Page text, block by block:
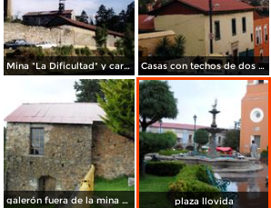
Mina "La Dificultad" y carretera México-Tampico. Mineral del Monte, Hidalgo Casas con techos de dos aguas. Real del Monte, Hidalgo
galerón fuera de la mina de acosta plaza llovida